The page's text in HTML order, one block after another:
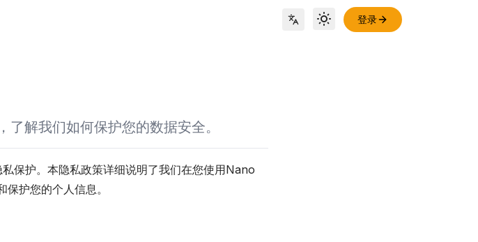
Locale Switch
Toggle theme
登录
解我们如何保护您的数据安全。
保护。本隐私政策详细说明了我们在您使用Nano
护您的个人信息。